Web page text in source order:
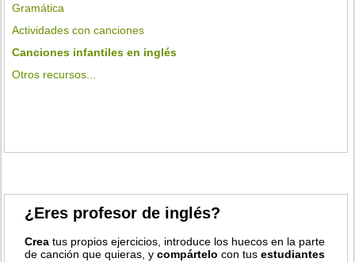
Gramática
Actividades con canciones
Canciones infantiles en inglés
Otros recursos...
¿Eres profesor de inglés?
Crea tus propios ejercicios, introduce los huecos en la parte
de canción que quieras, ycompártelo con tusestudiantes